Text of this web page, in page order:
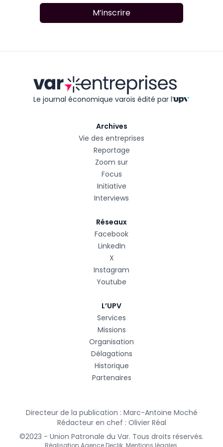
M’inscrire
Le journal économique varois édité par l’
Archives
Vie des entreprises
Reportage
Zoom sur
Focus
Initiative
Interviews
Réseaux
Facebook
LinkedIn
X
Instagram
Youtube
L’UPV
Services
Missions
Organisation
Délagations
Historique
Partenaires
Directeur de la publication : Marc-Antoine Moché
Rédacteur en chef : Olivier Réal
©2023 - Union Patronale du Var. Tous droits réservés.
Réalisation Agence Declik. Mentions légales